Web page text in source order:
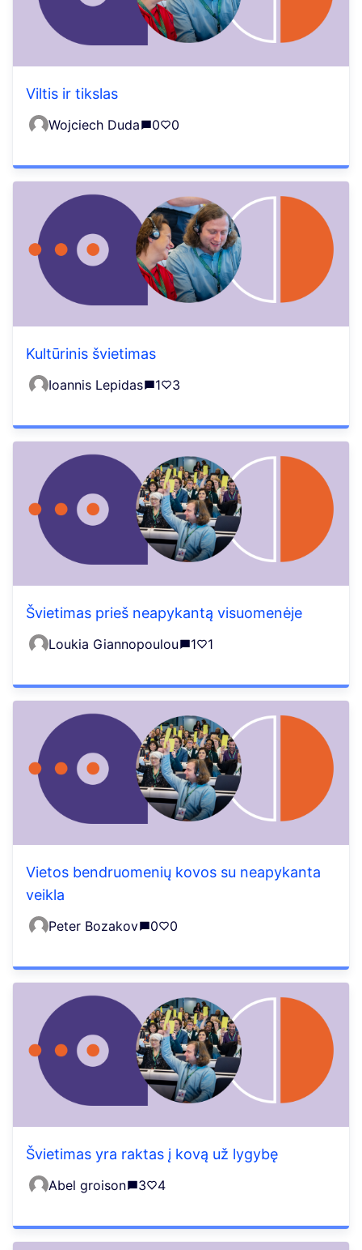
Viltis ir tikslas
Wojciech Duda 0 0
Kultūrinis švietimas
Ioannis Lepidas 1 3
Švietimas prieš neapykantą visuomenėje
Loukia Giannopoulou 1 1
Vietos bendruomenių kovos su neapykanta
veikla
Peter Bozakov 0 0
Švietimas yra raktas į kovą už lygybę
Abel groison 3 4